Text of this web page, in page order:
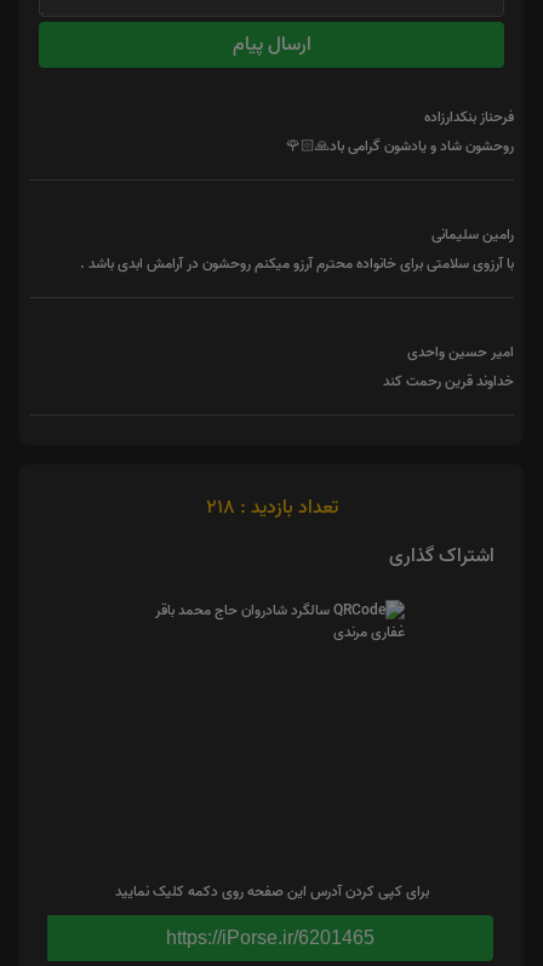
ارسال پیام
فرحناز بنکدارزاده
روحشون شاد و یادشون گرامی باد🙏🏻🌹
رامین سلیمانی
با آرزوی سلامتی برای خانواده محترم آرزو میکنم روحشون در آرامش ابدی باشد .
امیر حسین واحدی
خداوند قرین رحمت کند
تعداد بازدید : 218
اشتراک گذاری
برای کپی کردن آدرس این صفحه روی دکمه کلیک نمایید
https://iPorse.ir/6201465